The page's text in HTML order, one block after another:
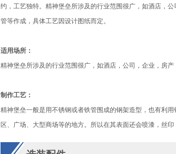
约，工艺独特。精神堡垒所涉及的行业范围很广，如酒店，
管等作成，具体工艺因设计图纸而定。
适用场所：
精神堡垒所涉及的行业范围很广，如酒店，公司，企业，房产
制作工艺：
精神堡垒一般是用不锈钢或者铁管围成的钢架造型，也有利
区、广场、大型商场等的地方。所以在其表面还会喷漆，丝